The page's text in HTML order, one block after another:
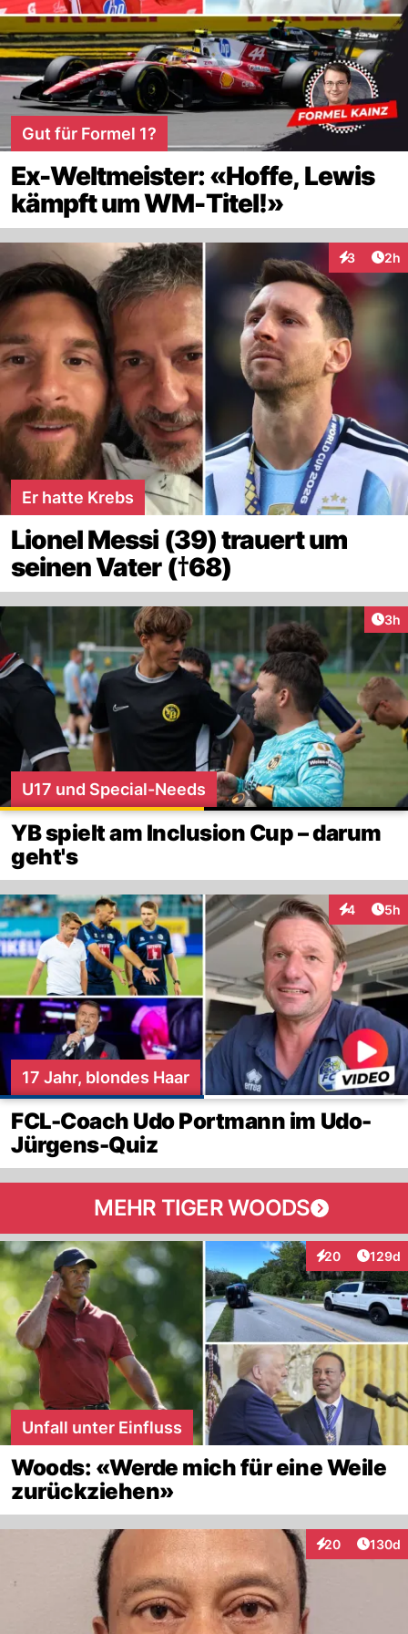
Gut für Formel 1?
Ex-Weltmeister: «Hoffe, Lewis
kämpft um WM-Titel!»
3 2h
Er hatte Krebs
Lionel Messi (39) trauert um
seinen Vater (†68)
3h
U17 und Special-Needs
YB spielt am Inclusion Cup – darum
geht's
4 5h
17 Jahr, blondes Haar
FCL-Coach Udo Portmann im Udo-
Jürgens-Quiz
MEHR TIGER WOODS
20
Interaktionen
129d
Unfall unter Einfluss
Woods: «Werde mich für eine Weile
zurückziehen»
20
Interaktionen
130d